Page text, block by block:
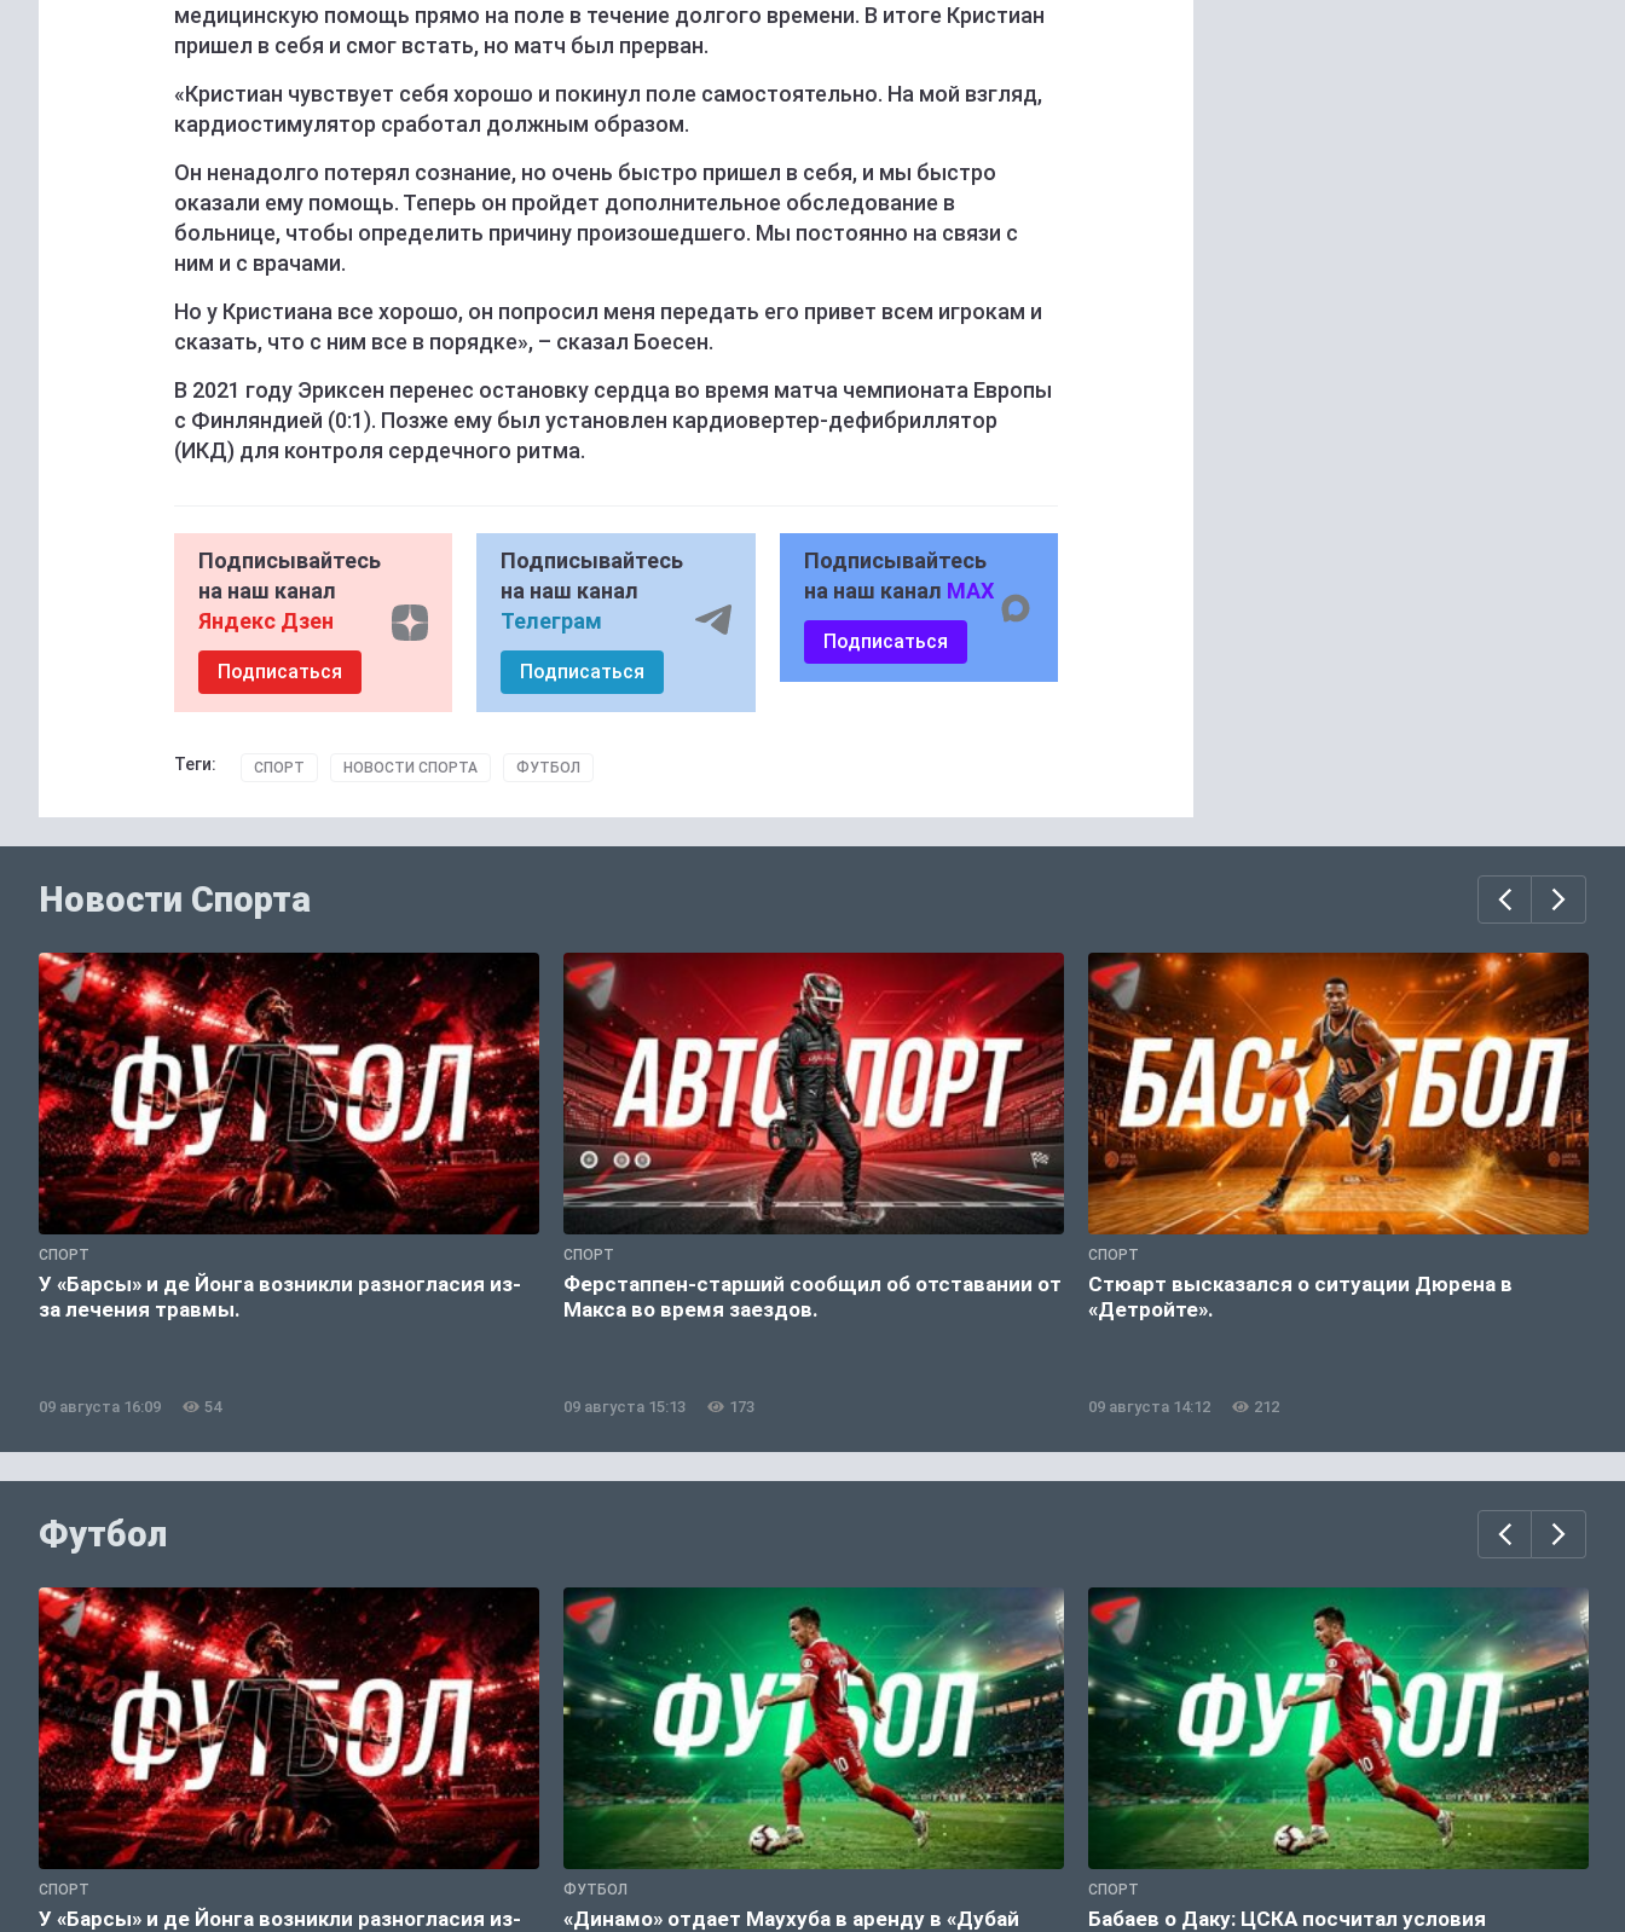
медицинскую помощь прямо на поле в течение долгого времени. В итоге Кристиан
пришел в себя и смог встать, но матч был прерван.
«Кристиан чувствует себя хорошо и покинул поле самостоятельно. На мой взгляд,
кардиостимулятор сработал должным образом.
Он ненадолго потерял сознание, но очень быстро пришел в себя, и мы быстро
оказали ему помощь. Теперь он пройдет дополнительное обследование в
больнице, чтобы определить причину произошедшего. Мы постоянно на связи с
ним и с врачами.
Но у Кристиана все хорошо, он попросил меня передать его привет всем игрокам и
сказать, что с ним все в порядке», – сказал Боесен.
В 2021 году Эриксен перенес остановку сердца во время матча чемпионата Европы
с Финляндией (0:1). Позже ему был установлен кардиовертер-дефибриллятор
(ИКД) для контроля сердечного ритма.
Подписывайтесь
на наш канал
Яндекс Дзен
Подписаться
Подписывайтесь
на наш канал
Телеграм
Подписаться
Подписывайтесь
на наш канал MAX
Подписаться
Теги: СПОРТ НОВОСТИ СПОРТА ФУТБОЛ
Новости Спорта
СПОРТ
У «Барсы» и де Йонга возникли разногласия из-
за лечения травмы.
09 августа 16:09 54
СПОРТ
Ферстаппен-старший сообщил об отставании от
Макса во время заездов.
09 августа 15:13 173
СПОРТ
Стюарт высказался о ситуации Дюрена в
«Детройте».
09 августа 14:12 212
Футбол
СПОРТ
У «Барсы» и де Йонга возникли разногласия из-
ФУТБОЛ
«Динамо» отдает Маухуба в аренду в «Дубай
СПОРТ
Бабаев о Даку: ЦСКА посчитал условия